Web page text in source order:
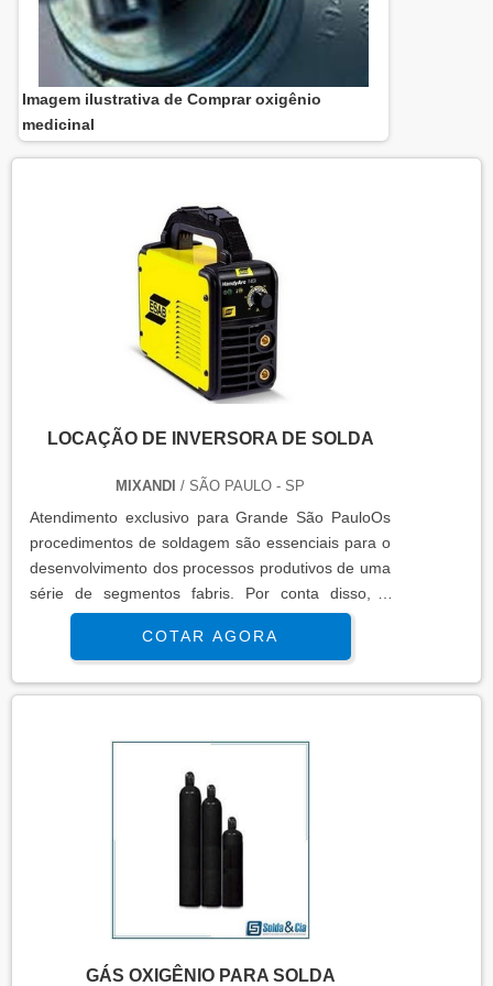
Imagem ilustrativa de Comprar oxigênio
medicinal
LOCAÇÃO DE INVERSORA DE SOLDA
MIXANDI / SÃO PAULO - SP
Atendimento exclusivo para Grande São PauloOs
procedimentos de soldagem são essenciais para o
desenvolvimento dos processos produtivos de uma
série de segmentos fabris. Por conta disso, a
locação de inversora de solda com uma empresa
especializada e de confiança do ramo de locação
de equipamentos é com certeza uma ótima
opção!O PRODUTO AGRADA A DIVERSOS
assertividade e excelência, é capaz de atender a
demanda industrial, ofertando máquinas calibradas
e verificadas, com mão de obra qualificada se
assim for necessário. O aluguel máquina de solda
é indicado para: Construção civil; Indústria
são essenciais para o desenvolvimento dos
fabris. Por ser uma atividade necessária, investir
COTAR AGORA
GÁS OXIGÊNIO PARA SOLDA